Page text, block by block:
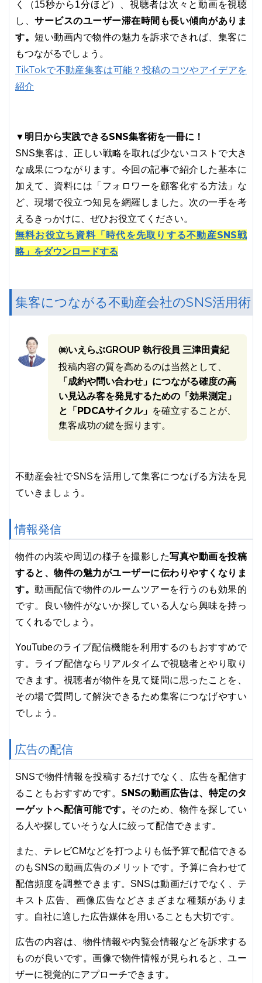
く（15秒から1分ほど）、視聴者は次々と動画を視聴
し、サービスのユーザー滞在時間も長い傾向がありま
す。短い動画内で物件の魅力を訴求できれば、集客に
もつながるでしょう。
TikTokで不動産集客は可能？投稿のコツやアイデアを
紹介
▼明日から実践できるSNS集客術を一冊に！
SNS集客は、正しい戦略を取れば少ないコストで大き
な成果につながります。今回の記事で紹介した基本に
加えて、資料には「フォロワーを顧客化する方法」な
ど、現場で役立つ知見を網羅しました。次の一手を考
えるきっかけに、ぜひお役立てください。
無料お役立ち資料「時代を先取りする不動産SNS戦
略」をダウンロードする
集客につながる不動産会社のSNS活用術
㈱いえらぶGROUP 執行役員 三津田貴紀
投稿内容の質を高めるのは当然として、
「成約や問い合わせ」につながる確度の高
い見込み客を発見するための「効果測定」
と「PDCAサイクル」 を確立することが、
集客成功の鍵を握ります。
不動産会社でSNSを活用して集客につなげる方法を見
ていきましょう。
情報発信
物件の内装や周辺の様子を撮影した写真や動画を投稿
すると、物件の魅力がユーザーに伝わりやすくなりま
す。動画配信で物件のルームツアーを行うのも効果的
です。良い物件がないか探している人なら興味を持っ
てくれるでしょう。
YouTubeのライブ配信機能を利用するのもおすすめで
す。ライブ配信ならリアルタイムで視聴者とやり取り
できます。視聴者が物件を見て疑問に思ったことを、
その場で質問して解決できるため集客につなげやすい
でしょう。
広告の配信
SNSで物件情報を投稿するだけでなく、広告を配信す
ることもおすすめです。 SNSの動画広告は、特定のタ
ーゲットへ配信可能です。
そのため、物件を探してい
る人や探していそうな人に絞って配信できます。
また、テレビCMなどを打つよりも低予算で配信できる
のもSNSの動画広告のメリットです。予算に合わせて
配信頻度を調整できます。SNSは動画だけでなく、テ
キスト広告、画像広告などさまざまな種類がありま
す。自社に適した広告媒体を用いることも大切です。
広告の内容は、物件情報や内覧会情報などを訴求する
ものが良いです。画像で物件情報が見られると、ユー
ザーに視覚的にアプローチできます。